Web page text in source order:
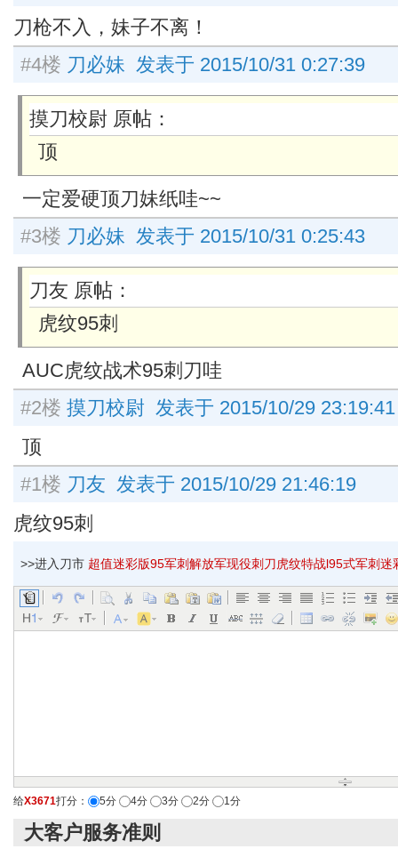
刀枪不入，妹子不离！
#4楼 刀必妹 发表于 2015/10/31 0:27:39
摸刀校尉 原帖：
顶
一定爱硬顶刀妹纸哇~~
#3楼 刀必妹 发表于 2015/10/31 0:25:43
刀友 原帖：
虎纹95刺
AUC虎纹战术95刺刀哇
#2楼 摸刀校尉 发表于 2015/10/29 23:19:41
顶
#1楼 刀友 发表于 2015/10/29 21:46:19
虎纹95刺
>>进入刀市 超值迷彩版95军刺解放军现役刺刀虎纹特战l95式军刺
给X3671打分： 5分 4分 3分 2分 1分
大客户服务准则